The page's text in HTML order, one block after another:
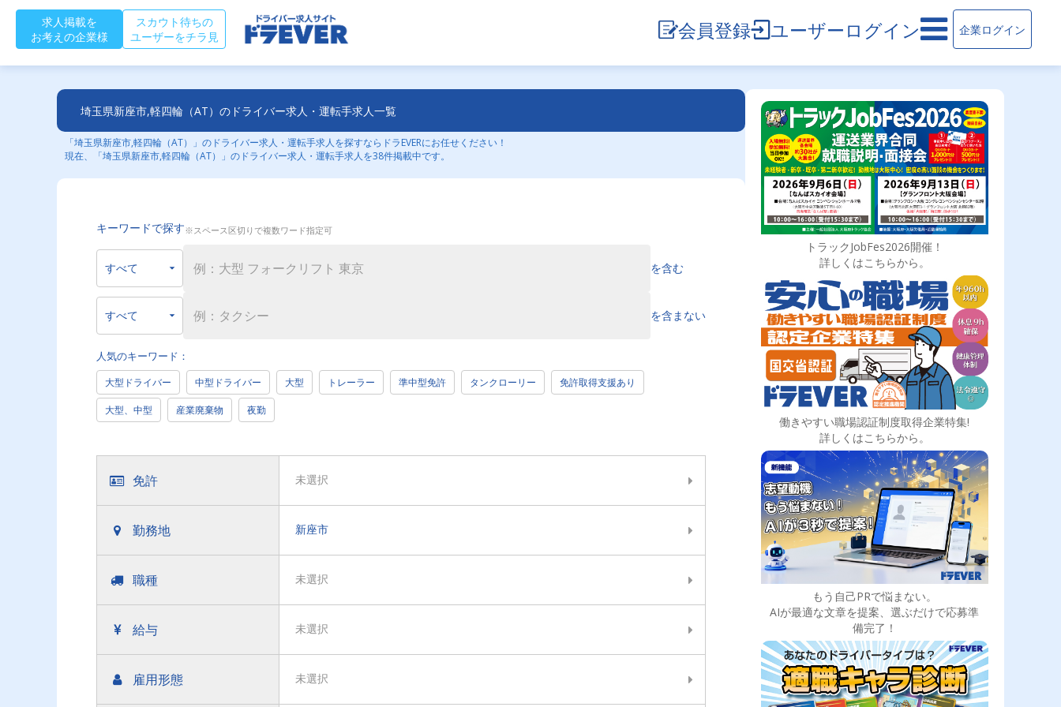
求人掲載を
お考えの企業様
スカウト待ちの
ユーザーをチラ見
会員登録 ユーザーログイン 企業ログイン
埼玉県新座市,軽四輪（AT）のドライバー求人・運転手求人一覧
「埼玉県新座市,軽四輪（AT）」のドライバー求人・運転手求人を探すならドラEVERにお任せください！
現在、「埼玉県新座市,軽四輪（AT）」のドライバー求人・運転手求人を38件掲載中です。
キーワードで探す※スペース区切りで複数ワード指定可
を含む
を含まない
人気のキーワード：
大型ドライバー 中型ドライバー 大型 トレーラー 準中型免許 タンクローリー 免許取得支援あり
大型、中型 産業廃棄物 夜勤
免許 未選択
勤務地 新座市
職種 未選択
給与 未選択
雇用形態 未選択
トラックJobFes2026開催！
詳しくはこちらから。
働きやすい職場認証制度取得企業特集!
詳しくはこちらから。
もう自己PRで悩まない。
AIが最適な文章を提案、選ぶだけで応募準
備完了！